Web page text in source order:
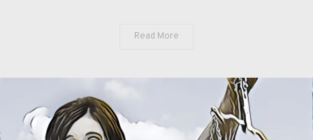
Read More